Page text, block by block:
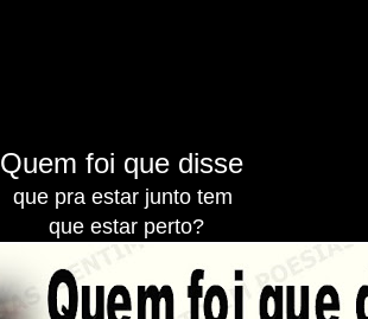
Quem foi que disse
que pra estar junto tem
que estar perto?